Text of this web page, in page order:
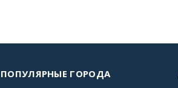
ПОПУЛЯРНЫЕ ГОРОДА